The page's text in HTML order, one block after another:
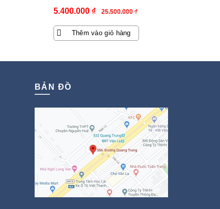
25.500.000₫
Giá
gốc
là:
25.500.000 ₫.
5.400.000 ₫
Giá
hiện
tại
là:
Thêm vào giỏ hàng
BẢN ĐỒ